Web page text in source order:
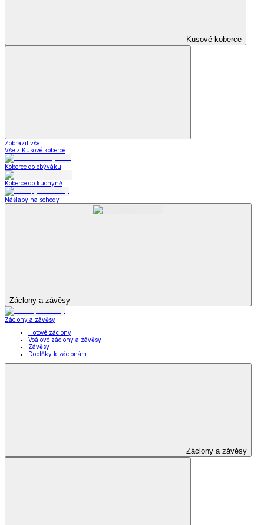
Kusové koberce
Zobrazit vše
Vše z Kusové koberce
Koberce do obýváku
Koberce do kuchyně
Nášlapy na schody
Záclony a závěsy
Záclony a závěsy
Hotové záclony
Voálové záclony a závěsy
Závěsy
Doplňky k záclonám
Záclony a závěsy